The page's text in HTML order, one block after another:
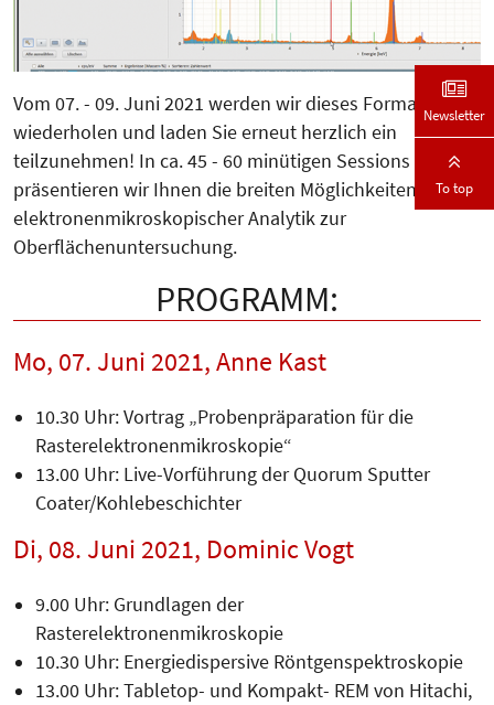
Vom 07. - 09. Juni 2021 werden wir dieses Format
wiederholen und laden Sie erneut herzlich ein
teilzunehmen! In ca. 45 - 60 minütigen Sessions
präsentieren wir Ihnen die breiten Möglichkeiten
elektronenmikroskopischer Analytik zur
Oberflächenuntersuchung.
PROGRAMM:
Mo, 07. Juni 2021, Anne Kast
10.30 Uhr: Vortrag „Probenpräparation für die
Rasterelektronenmikroskopie“
13.00 Uhr: Live-Vorführung der Quorum Sputter
Coater/Kohlebeschichter
Di, 08. Juni 2021, Dominic Vogt
9.00 Uhr: Grundlagen der
Rasterelektronenmikroskopie
10.30 Uhr: Energiedispersive Röntgenspektroskopie
13.00 Uhr: Tabletop- und Kompakt- REM von Hitachi,
Newsletter
To top